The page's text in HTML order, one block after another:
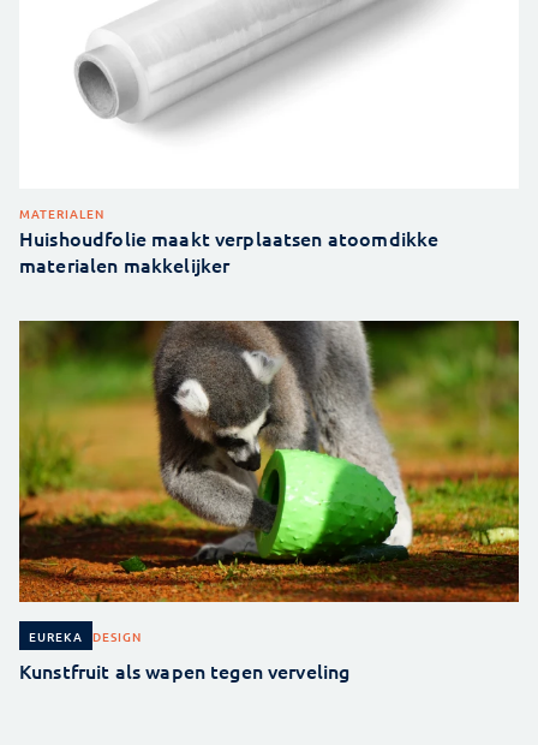
MATERIALEN
Huishoudfolie maakt verplaatsen atoomdikke
materialen makkelijker
EUREKA DESIGN
Kunstfruit als wapen tegen verveling